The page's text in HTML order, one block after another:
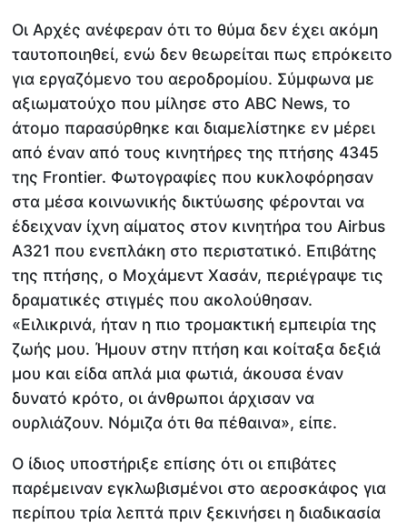
Οι Αρχές ανέφεραν ότι το θύμα δεν έχει ακόμη
ταυτοποιηθεί, ενώ δεν θεωρείται πως επρόκειτο
για εργαζόμενο του αεροδρομίου. Σύμφωνα με
αξιωματούχο που μίλησε στο ABC News, το
άτομο παρασύρθηκε και διαμελίστηκε εν μέρει
από έναν από τους κινητήρες της πτήσης 4345
της Frontier. Φωτογραφίες που κυκλοφόρησαν
στα μέσα κοινωνικής δικτύωσης φέρονται να
έδειχναν ίχνη αίματος στον κινητήρα του Airbus
A321 που ενεπλάκη στο περιστατικό. Επιβάτης
της πτήσης, ο Μοχάμεντ Χασάν, περιέγραψε τις
δραματικές στιγμές που ακολούθησαν.
«Ειλικρινά, ήταν η πιο τρομακτική εμπειρία της
ζωής μου. Ήμουν στην πτήση και κοίταξα δεξιά
μου και είδα απλά μια φωτιά, άκουσα έναν
δυνατό κρότο, οι άνθρωποι άρχισαν να
ουρλιάζουν. Νόμιζα ότι θα πέθαινα», είπε.
Ο ίδιος υποστήριξε επίσης ότι οι επιβάτες
παρέμειναν εγκλωβισμένοι στο αεροσκάφος για
περίπου τρία λεπτά πριν ξεκινήσει η διαδικασία